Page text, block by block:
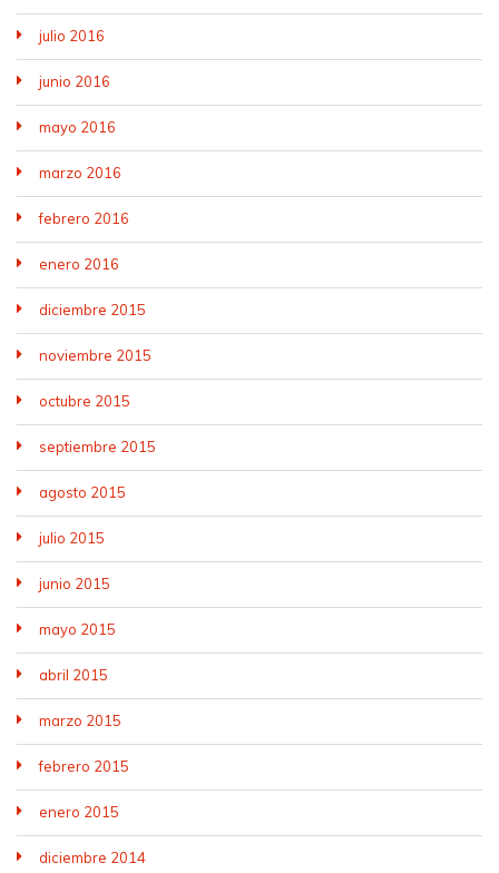
julio 2016
junio 2016
mayo 2016
marzo 2016
febrero 2016
enero 2016
diciembre 2015
noviembre 2015
octubre 2015
septiembre 2015
agosto 2015
julio 2015
junio 2015
mayo 2015
abril 2015
marzo 2015
febrero 2015
enero 2015
diciembre 2014